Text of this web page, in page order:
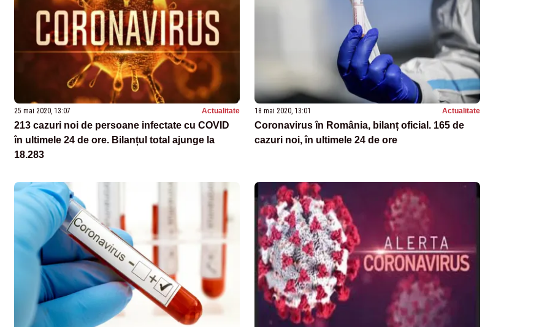
25 mai 2020, 13:07 Actualitate
213 cazuri noi de persoane infectate cu COVID
în ultimele 24 de ore. Bilanțul total ajunge la
18.283
18 mai 2020, 13:01 Actualitate
Coronavirus în România, bilanț oficial. 165 de
cazuri noi, în ultimele 24 de ore